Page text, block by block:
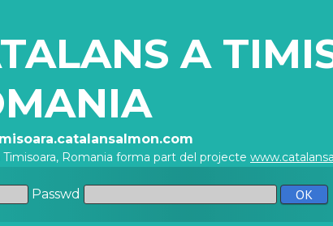
A
Timisoara, Romania forma part del projecte
Passwd